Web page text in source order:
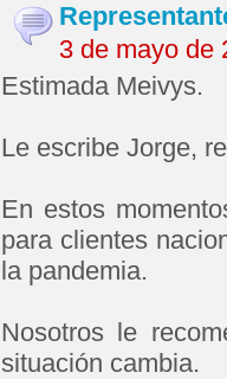
3 de mayo de
Estimada Meivys.
Le escribe Jorge,
En estos
para clientes
la pandemia.
Nosotros le
situación cambia.